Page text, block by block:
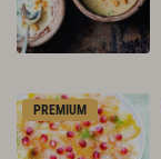
PREMIUM